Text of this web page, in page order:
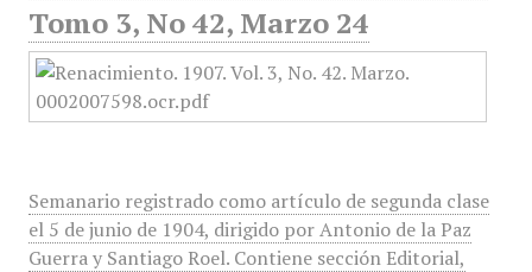
Tomo 3, No 42, Marzo 24
Semanario registrado como artículo de segunda clase
el 5 de junio de 1904, dirigido por Antonio de la Paz
Guerra y Santiago Roel. Contiene sección Editorial,